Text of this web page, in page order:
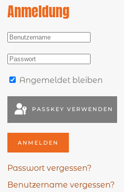
Anmeldung
Angemeldet bleiben
PASSKEY VERWENDEN
ANMELDEN
Passwort vergessen?
Benutzername vergessen?